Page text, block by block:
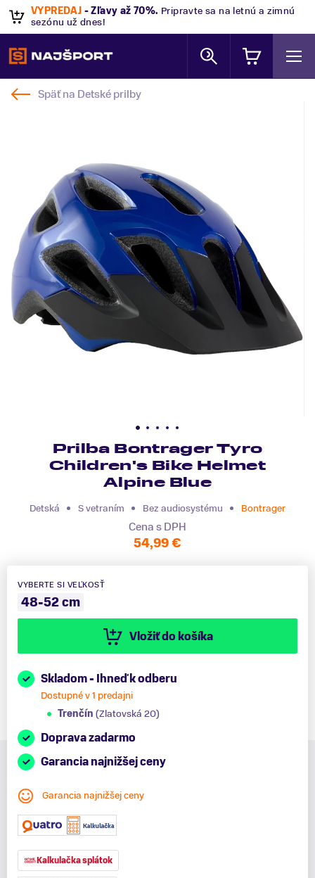
VÝPREDAJ - Zľavy až 70%. Pripravte sa na letnú a zimnú
sezónu už dnes!
Späť na Detské prilby
Prilba Bontrager Tyro
Children's Bike Helmet
Alpine Blue
Detská S vetraním Bez audiosystému Bontrager
Cena s DPH
54,99 €
VYBERTE SI VEĽKOSŤ
48-52 cm
Vložiť do košíka
Skladom - Ihneď k odberu
Dostupné v 1 predajni
Trenčín (Zlatovská 20)
Doprava zadarmo
Garancia najnižšej ceny
Garancia najnižšej ceny
Kalkulačka splátok